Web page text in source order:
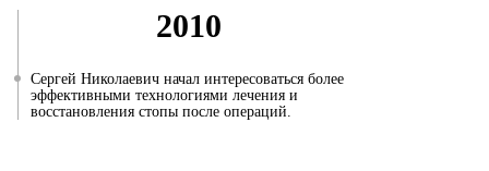
2010
Сергей Николаевич начал интересоваться более
эффективными технологиями лечения и
восстановления стопы после операций.